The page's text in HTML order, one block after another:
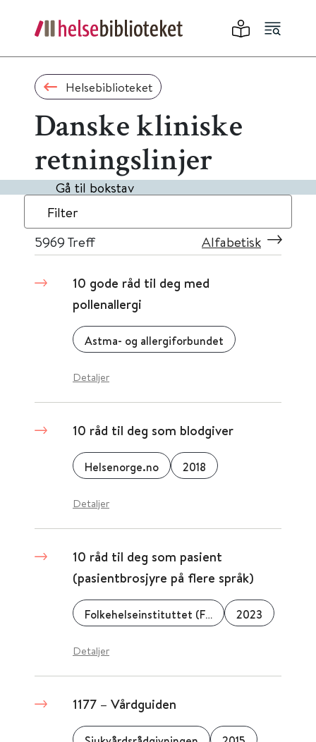
Helsebiblioteket
Danske kliniske
retningslinjer
Gå til bokstav
Filter
5969 Treff Alfabetisk
10 gode råd til deg med
pollenallergi
Astma- og allergiforbundet
Detaljer
10 råd til deg som blodgiver
Helsenorge.no 2018
Detaljer
10 råd til deg som pasient
(pasientbrosjyre på flere språk)
Folkehelseinstituttet (FHI) 2023
Detaljer
1177 – Vårdguiden